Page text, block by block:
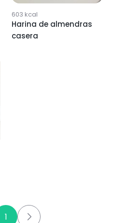
603 kcal
Harina de almendras
casera
1